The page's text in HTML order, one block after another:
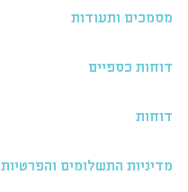
מסמכים ותעודות
דוחות כספיים
דוחות
מדיניות התשלומים והפרטיות